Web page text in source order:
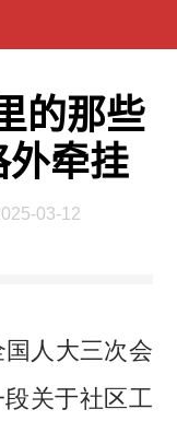
的那些
外牵挂
03-12
人大三次会
关于社区工